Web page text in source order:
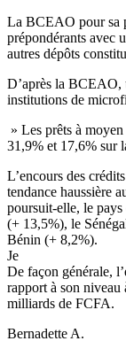
La BCEAO pour sa
prépondérants avec
autres dépôts
D’après la BCEAO,
institutions de
» Les prêts à
31,9% et 17,6% sur
L’encours des
tendance haussière
poursuit-elle, le
(+ 13,5%), le
Bénin (+ 8,2%).
Je
De façon générale,
rapport à son niveau
milliards de FCFA.
Bernadette A.